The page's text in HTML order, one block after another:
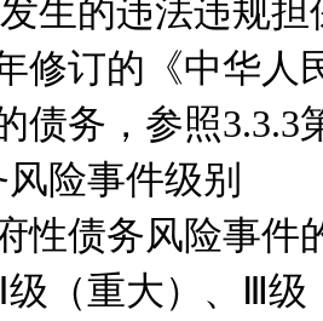
的违法违规担
订的《中华人
债务，参照3.3.3
险事件级别
债务风险事件的
级（重大）、Ⅲ